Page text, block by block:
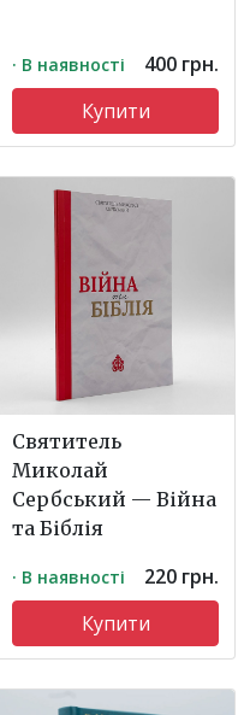
· В наявності
400 грн.
Купити
Святитель
Миколай
Сербський — Війна
та Біблія
· В наявності
220 грн.
Купити